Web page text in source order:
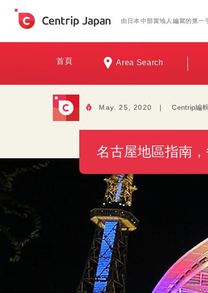
由日本中部當地人編寫的第一
首頁 Area Search
May. 25, 2020 | Centrip編
名古屋地區指南